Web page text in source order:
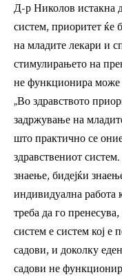
Д-р Николов истакна
систем, приоритет ќе
на младите лекари и
стимулирањето на
не функционира може
„Во здравството
задржување на
што практично се
здравствениот
знаење, бидејќи
индивидуална работа
треба да го
систем е систем кој е
садови, и доколку
садови не